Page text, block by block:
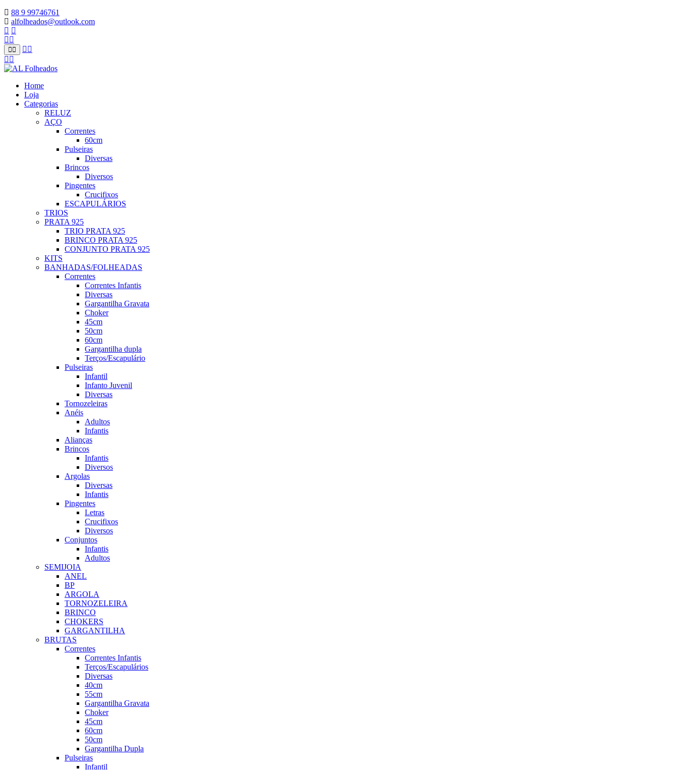
88 9 99746761
alfolheados@outlook.com
Home
Loja
Categorias
RELUZ
AÇO
Correntes
60cm
Pulseiras
Diversas
Brincos
Diversos
Pingentes
Crucifixos
ESCAPULÁRIOS
TRIOS
PRATA 925
TRIO PRATA 925
BRINCO PRATA 925
CONJUNTO PRATA 925
KITS
BANHADAS/FOLHEADAS
Correntes
Correntes Infantis
Diversas
Gargantilha Gravata
Choker
45cm
50cm
60cm
Gargantilha dupla
Terços/Escapulário
Pulseiras
Infantil
Infanto Juvenil
Diversas
Tornozeleiras
Anéis
Adultos
Infantis
Alianças
Brincos
Infantis
Diversos
Argolas
Diversas
Infantis
Pingentes
Letras
Crucifixos
Diversos
Conjuntos
Infantis
Adultos
SEMIJOIA
ANEL
BP
ARGOLA
TORNOZELEIRA
BRINCO
CHOKERS
GARGANTILHA
BRUTAS
Correntes
Correntes Infantis
Terços/Escapulários
Diversas
40cm
55cm
Gargantilha Gravata
Choker
45cm
60cm
50cm
Gargantilha Dupla
Pulseiras
Infantil